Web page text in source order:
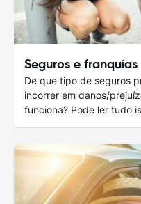
Seguros e franquias
De que tipo de seguros
incorrer em danos/
funciona? Pode ler tudo